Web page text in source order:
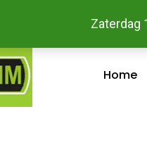
Zaterdag
Bestel En
Home